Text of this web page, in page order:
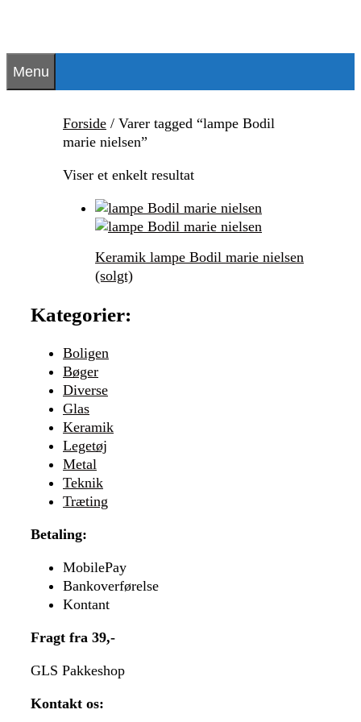
indhold
Menu
Forside / Varer tagged “lampe Bodil
marie nielsen”
Viser et enkelt resultat
Keramik lampe Bodil marie nielsen
(solgt)
Kategorier:
Boligen
Bøger
Diverse
Glas
Keramik
Legetøj
Metal
Teknik
Træting
Betaling:
MobilePay
Bankoverførelse
Kontant
Fragt fra 39,-
GLS Pakkeshop
Kontakt os: